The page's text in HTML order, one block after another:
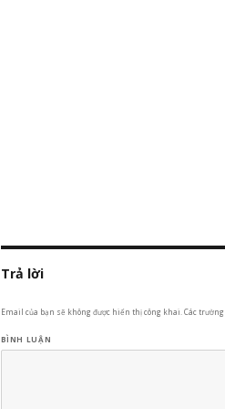
Trả lời
Email của bạn sẽ không được hiển thị công khai. Các
BÌNH LUẬN